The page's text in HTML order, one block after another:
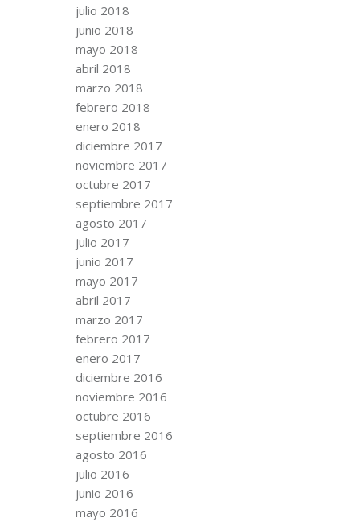
julio 2018
junio 2018
mayo 2018
abril 2018
marzo 2018
febrero 2018
enero 2018
diciembre 2017
noviembre 2017
octubre 2017
septiembre 2017
agosto 2017
julio 2017
junio 2017
mayo 2017
abril 2017
marzo 2017
febrero 2017
enero 2017
diciembre 2016
noviembre 2016
octubre 2016
septiembre 2016
agosto 2016
julio 2016
junio 2016
mayo 2016